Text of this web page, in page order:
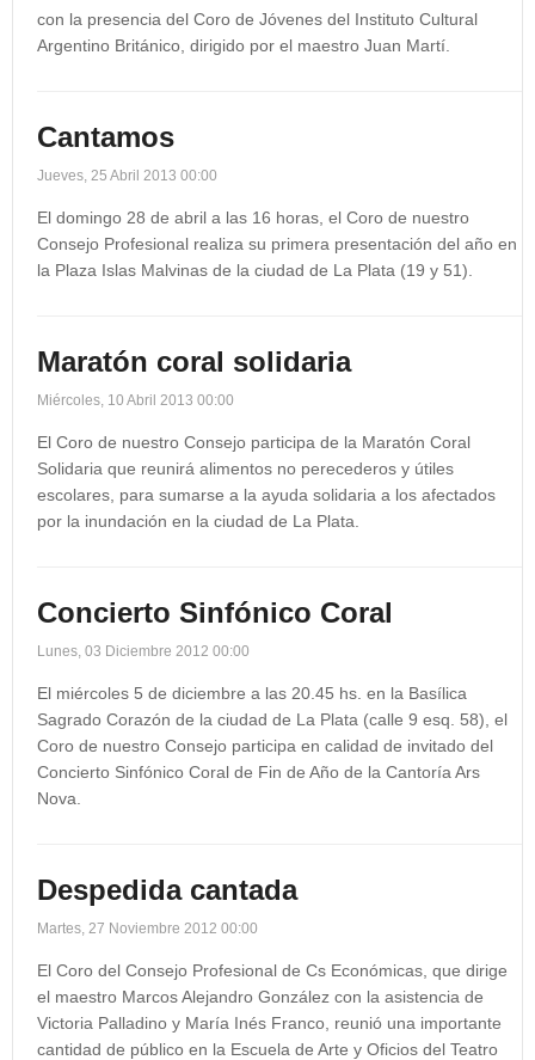
con la presencia del Coro de Jóvenes del Instituto Cultural
Argentino Británico, dirigido por el maestro Juan Martí.
Cantamos
Jueves, 25 Abril 2013 00:00
El domingo 28 de abril a las 16 horas, el Coro de nuestro
Consejo Profesional realiza su primera presentación del año en
la Plaza Islas Malvinas de la ciudad de La Plata (19 y 51).
Maratón coral solidaria
Miércoles, 10 Abril 2013 00:00
El Coro de nuestro Consejo participa de la Maratón Coral
Solidaria que reunirá alimentos no perecederos y útiles
escolares, para sumarse a la ayuda solidaria a los afectados
por la inundación en la ciudad de La Plata.
Concierto Sinfónico Coral
Lunes, 03 Diciembre 2012 00:00
El miércoles 5 de diciembre a las 20.45 hs. en la Basílica
Sagrado Corazón de la ciudad de La Plata (calle 9 esq. 58), el
Coro de nuestro Consejo participa en calidad de invitado del
Concierto Sinfónico Coral de Fin de Año de la Cantoría Ars
Nova.
Despedida cantada
Martes, 27 Noviembre 2012 00:00
El Coro del Consejo Profesional de Cs Económicas, que dirige
el maestro Marcos Alejandro González con la asistencia de
Victoria Palladino y María Inés Franco, reunió una importante
cantidad de público en la Escuela de Arte y Oficios del Teatro